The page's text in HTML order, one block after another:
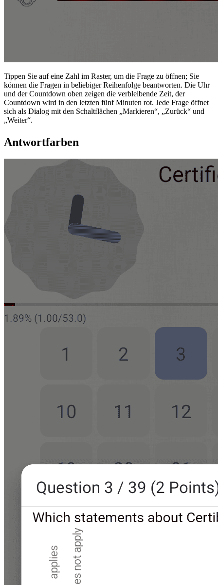
Tippen Sie auf eine Zahl im Raster, um die Frage zu öffnen; Sie
können die Fragen in beliebiger Reihenfolge beantworten. Die Uhr
und der Countdown oben zeigen die verbleibende Zeit, der
Countdown wird in den letzten fünf Minuten rot. Jede Frage öffnet
sich als Dialog mit den Schaltflächen „Markieren“, „Zurück“ und
„Weiter“.
Antwortfarben